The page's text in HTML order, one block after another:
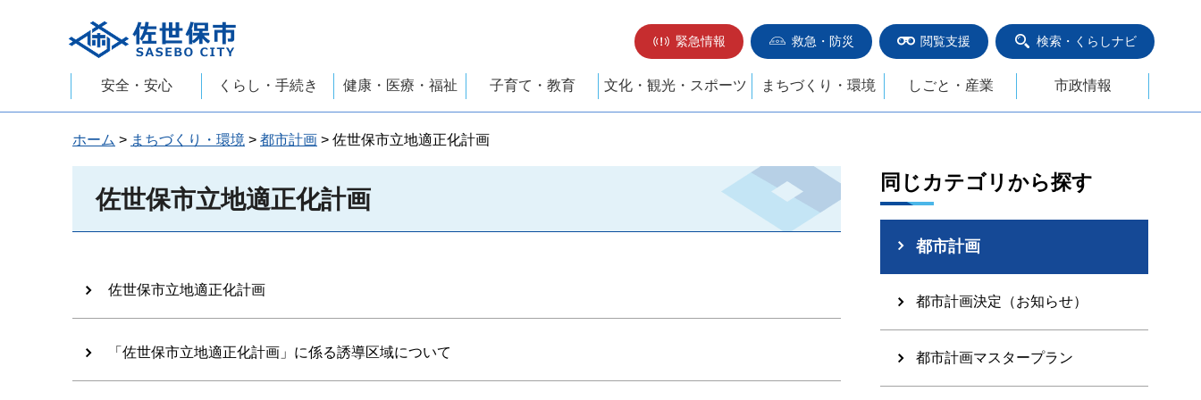
佐世保市
緊急情報
救急・防災 閲覧支援 検索・くらしナビ
安全・安心 くらし・手続き 健康・医療・福祉 子育て・教育 文化・観光・スポーツ まちづくり・環境 しごと・産業 市政情報
ホーム > まちづくり・環境 > 都市計画 > 佐世保市立地適正化計画
佐世保市立地適正化計画
佐世保市立地適正化計画
「佐世保市立地適正化計画」に係る誘導区域について
同じカテゴリから探す
都市計画
都市計画決定（お知らせ）
都市計画マスタープラン